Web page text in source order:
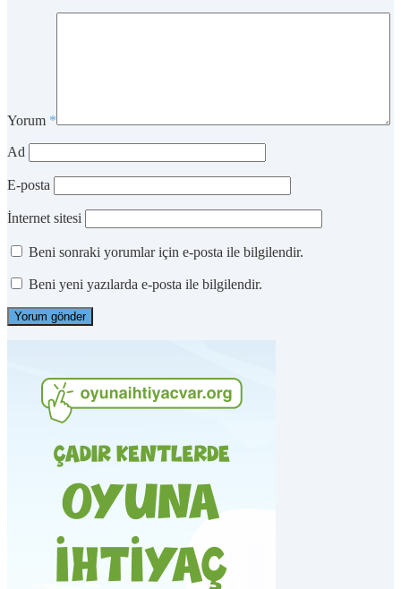
Yorum *
Ad
E-posta
İnternet sitesi
Beni sonraki yorumlar için e-posta ile bilgilendir.
Beni yeni yazılarda e-posta ile bilgilendir.